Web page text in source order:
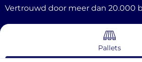
Vertrouwd door meer dan 20.000
Pallets